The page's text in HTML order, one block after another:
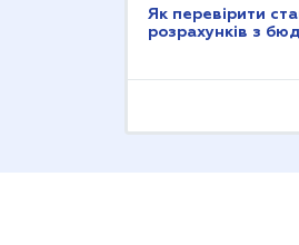
Як перевірити
розрахунків з